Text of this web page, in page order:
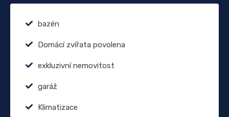
bazén
Domácí zvířata povolena
exkluzivní nemovitost
garáž
Klimatizace